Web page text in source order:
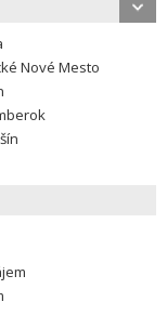
Nové Mesto